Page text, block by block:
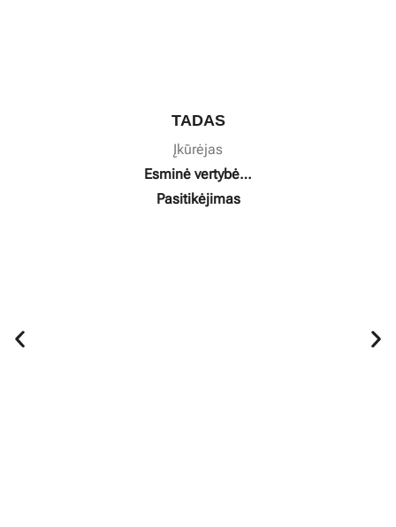
TADAS
Įkūrėjas
Esminė vertybė…
Pasitikėjimas